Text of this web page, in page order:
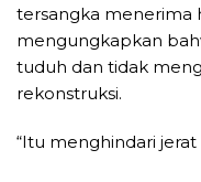
tersangka menerima
mengungkapkan
tuduh dan tidak
rekonstruksi.
“Itu menghindari